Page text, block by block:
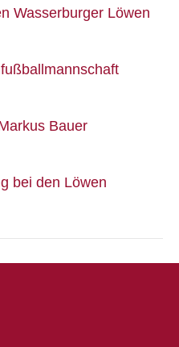
Wasserburger Löwen
Bauer
bei den Löwen